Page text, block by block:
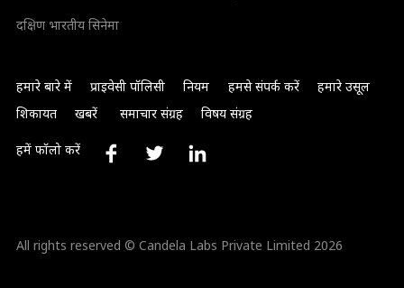
दक्षिण भारतीय सिनेमा
हमारे बारे में प्राइवेसी पॉलिसी नियम हमसे संपर्क करें
हमारे उसूल
शिकायत
खबरें समाचार संग्रह विषय संग्रह
हमें फॉलो करें
All rights reserved © Candela Labs Private Limited 2026